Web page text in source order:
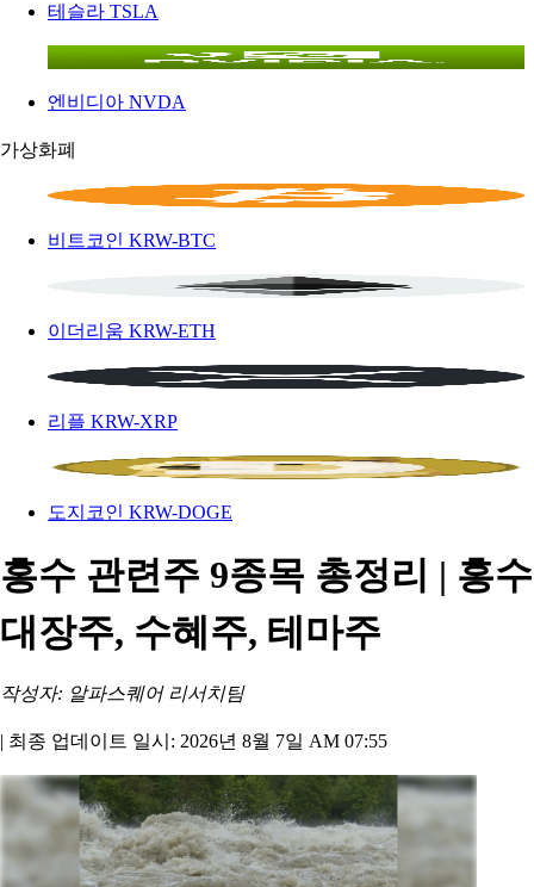
테슬라 TSLA
엔비디아 NVDA
가상화폐
비트코인 KRW-BTC
이더리움 KRW-ETH
리플 KRW-XRP
도지코인 KRW-DOGE
홍수 관련주 9종목 총정리 | 홍수
대장주, 수혜주, 테마주
작성자: 알파스퀘어 리서치팀
| 최종 업데이트 일시: 2026년 8월 7일 AM 07:55